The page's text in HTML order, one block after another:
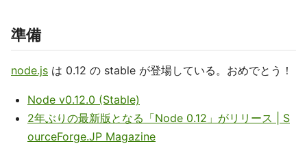
準備
node.js は 0.12 の stable が登場している。おめでとう！
Node v0.12.0 (Stable)
2年ぶりの最新版となる「Node 0.12」がリリース | S
ourceForge.JP Magazine